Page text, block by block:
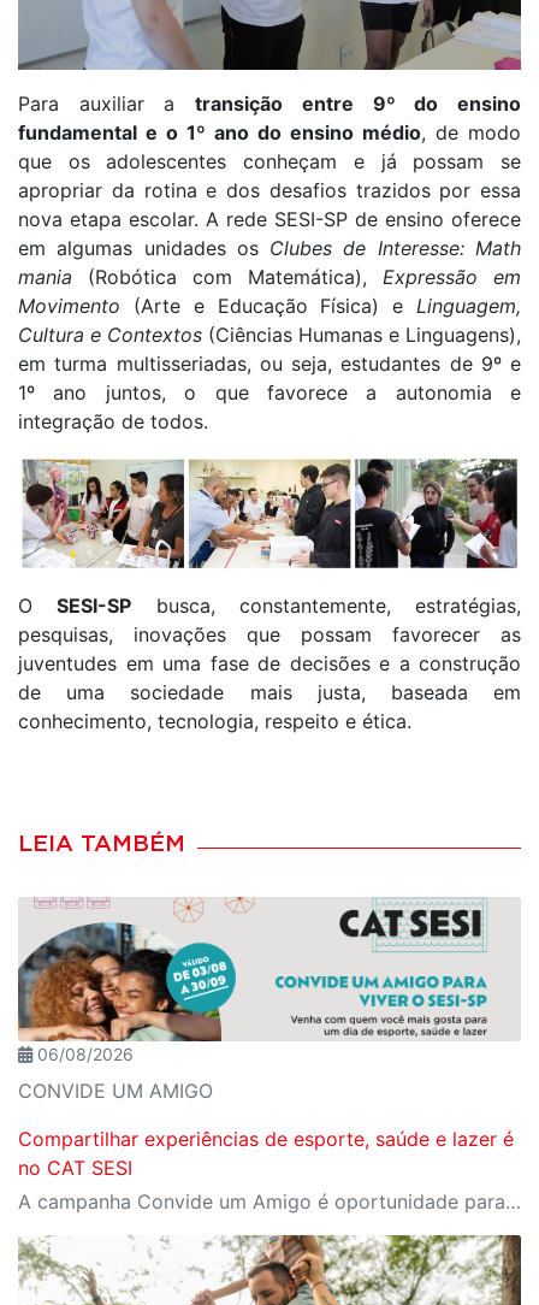
Para auxiliar atransição entre 9º do ensino
fundamental e o 1º ano do ensino médio, de modo
que os adolescentes conheçam e já possam se
apropriar da rotina e dos desafios trazidos por essa
nova etapa escolar. A rede SESI-SP de ensino oferece
em algumas unidades os Clubes de Interesse: Math
mania (Robótica com Matemática), Expressão em
Movimento (Arte e Educação Física) e Linguagem,
Cultura e Contextos (Ciências Humanas e Linguagens),
em turma multisseriadas, ou seja, estudantes de 9º e
1º ano juntos, o que favorece a autonomia e
integração de todos.
OSESI-SP busca, constantemente, estratégias,
pesquisas, inovações que possam favorecer as
juventudes em uma fase de decisões e a construção
de uma sociedade mais justa, baseada em
conhecimento, tecnologia, respeito e ética.
LEIA TAMBÉM
06/08/2026
CONVIDE UM AMIGO
Compartilhar experiências de esporte, saúde e lazer é
no CAT SESI
A campanha Convide um Amigo é oportunidade para reunir amigos para aproveitar juntos toda estrutura da unidade SESI-SP mais próxima. Os benefícios para clientes e convidados estão no regulamento.